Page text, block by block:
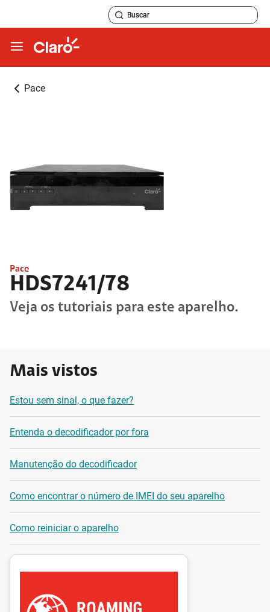
Pace
Pace
HDS7241/78
Veja os tutoriais para este aparelho.
Mais vistos
Estou sem sinal, o que fazer?
Entenda o decodificador por fora
Manutenção do decodificador
Como encontrar o número de IMEI do seu aparelho
Como reiniciar o aparelho